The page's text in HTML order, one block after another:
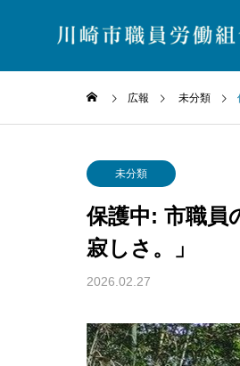
川崎市職労とは
組合加入のご
お知らせ
各課からの新着トピ
ックです
保護中: 市職員の
第38話「計画変更
広報 未分類
未分類
保護中: 市職
寂しさ。」
2026.02.27